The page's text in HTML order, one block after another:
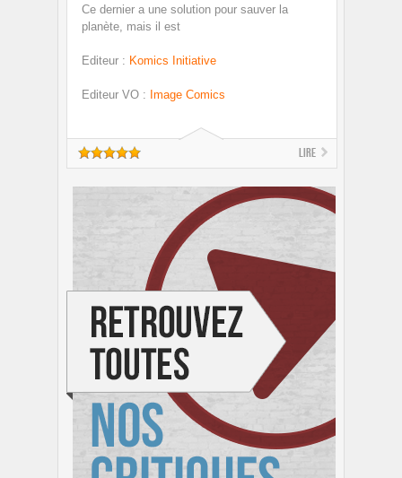
Ce dernier a une solution pour sauver la
planète, mais il est
Editeur : Komics Initiative
Editeur VO : Image Comics
Lire